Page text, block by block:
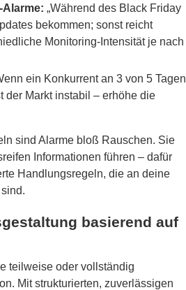
„Während des Black Friday
bekommen; sonst reicht
Monitoring-Intensität je nach
ein Konkurrent an 3 von 5 Tagen
der Markt instabil – erhöhe die
sind Alarme bloß Rauschen. Sie
Informationen führen – dafür
Handlungsregeln, die an deine
basierend auf
teilweise oder vollständig
Mit strukturierten, zuverlässigen